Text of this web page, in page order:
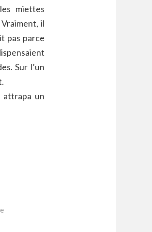
miettes
il
pas parce
Sur l’un
attrapa un